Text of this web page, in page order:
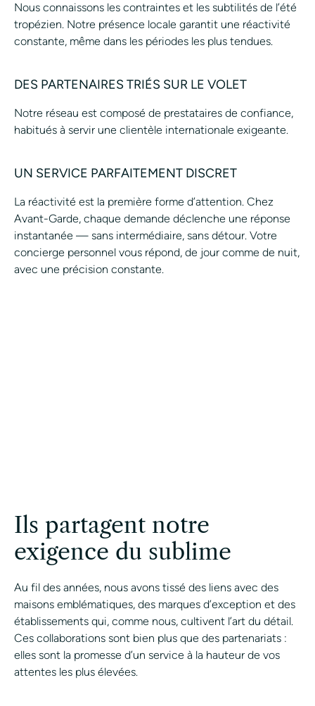
Nous connaissons les contraintes et les subtilités de l’été
tropézien. Notre présence locale garantit une réactivité
constante, même dans les périodes les plus tendues.
DES PARTENAIRES TRIÉS SUR LE VOLET
Notre réseau est composé de prestataires de confiance,
habitués à servir une clientèle internationale exigeante.
UN SERVICE PARFAITEMENT DISCRET
La réactivité est la première forme d’attention. Chez
Avant-Garde, chaque demande déclenche une réponse
instantanée — sans intermédiaire, sans détour. Votre
concierge personnel vous répond, de jour comme de nuit,
avec une précision constante.
Ils partagent notre
exigence du sublime
Au fil des années, nous avons tissé des liens avec des
maisons emblématiques, des marques d’exception et des
établissements qui, comme nous, cultivent l’art du détail.
Ces collaborations sont bien plus que des partenariats :
elles sont la promesse d’un service à la hauteur de vos
attentes les plus élevées.